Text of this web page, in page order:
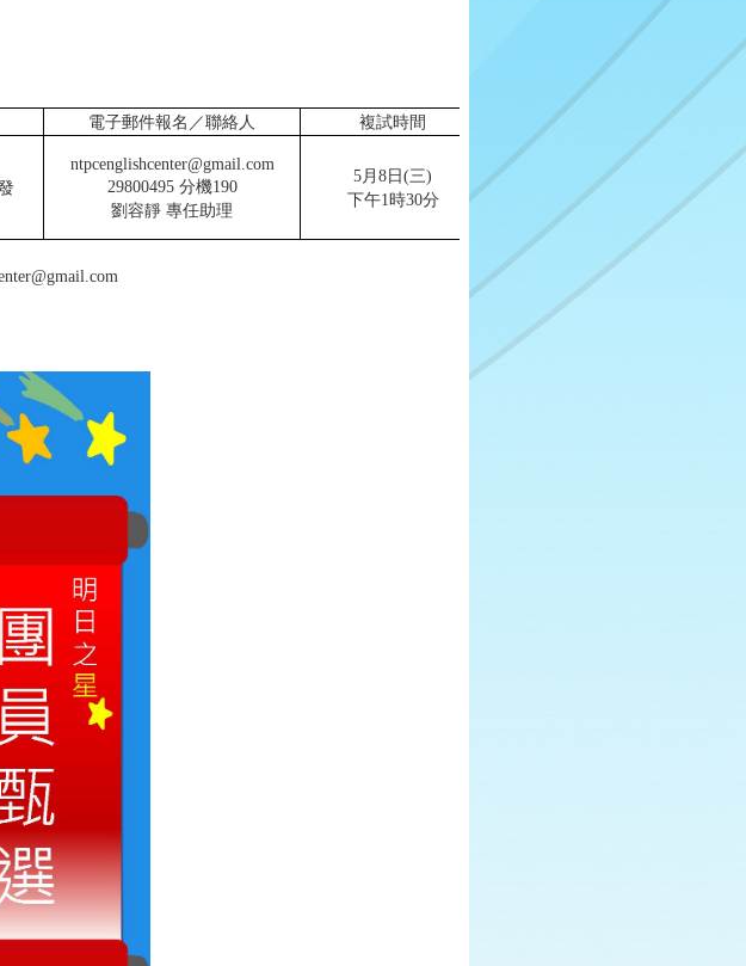
電子郵件報名／聯絡人 複試時間 複試地點
ntpcenglishcenter@gmail.com
29800495 分機190
劉容靜 專任助理
5月8日(三)
下午1時30分
修德國小
龍鳳樓5F
多功能教室